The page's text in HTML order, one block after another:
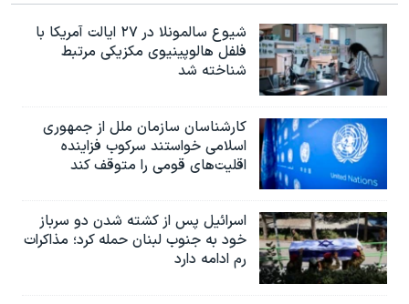
شیوع سالمونلا در ۲۷ ایالت آمریکا با
فلفل هالوپینیوی مکزیکی مرتبط
شناخته شد
کارشناسان سازمان ملل از جمهوری
اسلامی خواستند سرکوب فزاینده
اقلیت‌های قومی را متوقف کند
اسرائیل پس از کشته شدن دو سرباز
خود به جنوب لبنان حمله کرد؛ مذاکرات
رم ادامه دارد